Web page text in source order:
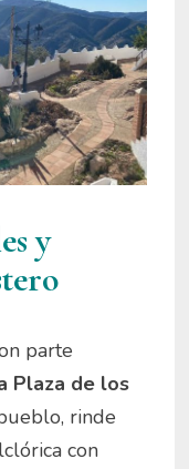
y
parte
Plaza de los
rinde
con